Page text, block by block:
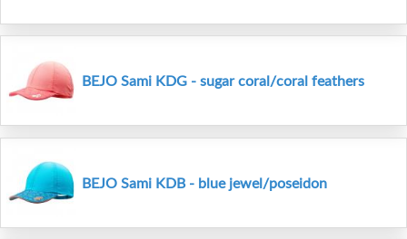
BEJO Sami KDG - sugar coral/coral feathers
BEJO Sami KDB - blue jewel/poseidon